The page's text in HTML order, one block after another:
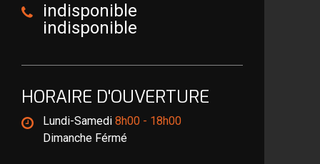
indisponible
indisponible
HORAIRE D'OUVERTURE
Lundi-Samedi 8h00 - 18h00
Dimanche Férmé